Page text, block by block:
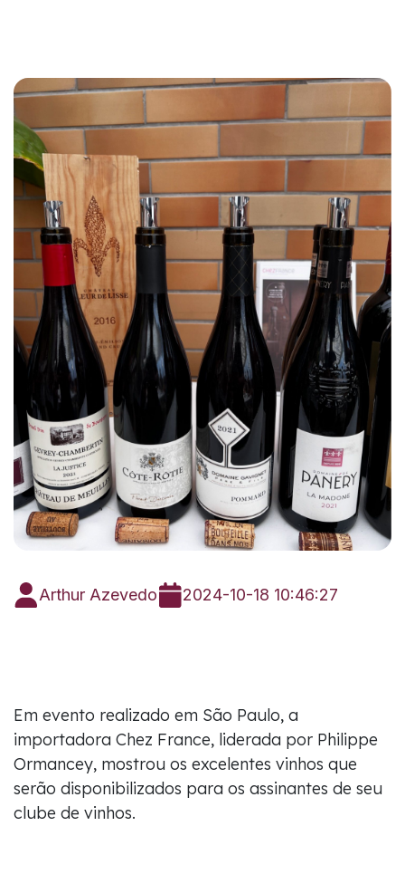
Arthur Azevedo 2024-10-18 10:46:27
Em evento realizado em São Paulo, a
importadora Chez France, liderada por Philippe
Ormancey, mostrou os excelentes vinhos que
serão disponibilizados para os assinantes de seu
clube de vinhos.